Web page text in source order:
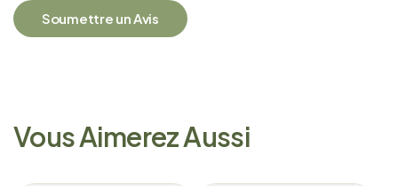
Soumettre un Avis
Vous Aimerez Aussi